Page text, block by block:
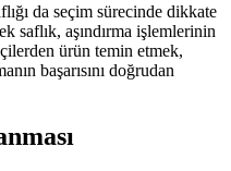
da seçim sürecinde dikkate
saflık, aşındırma işlemlerinin
ürün temin etmek,
başarısını doğrudan